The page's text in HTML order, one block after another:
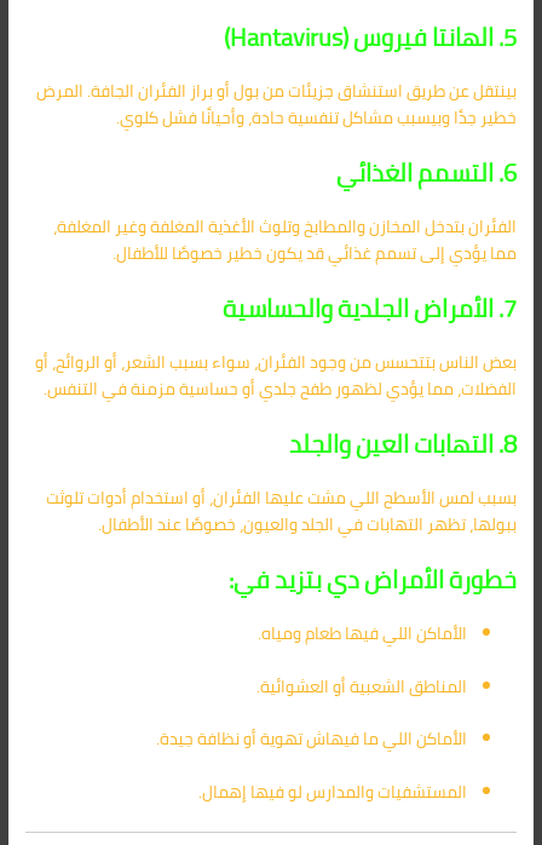
5. الهانتا فيروس (Hantavirus)
بينتقل عن طريق استنشاق جزيئات من بول أو براز الفئران الجافة. المرض
خطير جدًا وبيسبب مشاكل تنفسية حادة، وأحيانًا فشل كلوي.
6. التسمم الغذائي
الفئران بتدخل المخازن والمطابخ وتلوث الأغذية المغلفة وغير المغلفة،
مما يؤدي إلى تسمم غذائي قد يكون خطير خصوصًا للأطفال.
7. الأمراض الجلدية والحساسية
بعض الناس بتتحسس من وجود الفئران، سواء بسبب الشعر، أو الروائح، أو
الفضلات، مما يؤدي لظهور طفح جلدي أو حساسية مزمنة في التنفس.
8. التهابات العين والجلد
بسبب لمس الأسطح اللي مشت عليها الفئران، أو استخدام أدوات تلوثت
ببولها، تظهر التهابات في الجلد والعيون، خصوصًا عند الأطفال.
خطورة الأمراض دي بتزيد في:
الأماكن اللي فيها طعام ومياه.
المناطق الشعبية أو العشوائية.
الأماكن اللي ما فيهاش تهوية أو نظافة جيدة.
المستشفيات والمدارس لو فيها إهمال.